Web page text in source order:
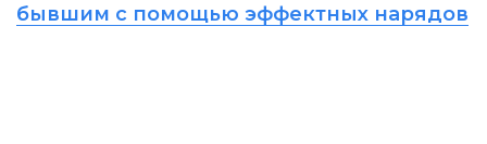
бывшим с помощью эффектных нарядов